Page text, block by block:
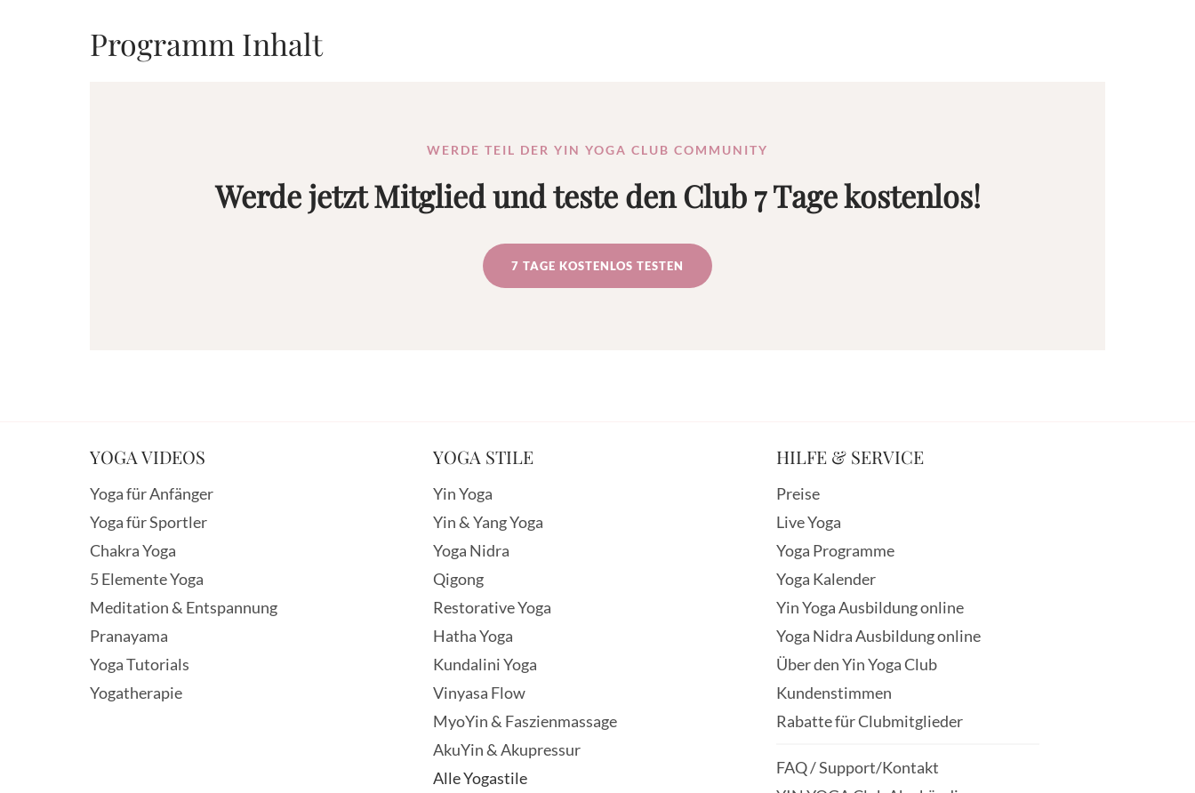
Programm Inhalt
WERDE TEIL DER YIN YOGA CLUB COMMUNITY
Werde jetzt Mitglied und teste den Club 7 Tage kostenlos!
7 TAGE KOSTENLOS TESTEN
YOGA VIDEOS
Yoga für Anfänger
Yoga für Sportler
Chakra Yoga
5 Elemente Yoga
Meditation & Entspannung
Pranayama
Yoga Tutorials
Yogatherapie
YOGA STILE
Yin Yoga
Yin & Yang Yoga
Yoga Nidra
Qigong
Restorative Yoga
Hatha Yoga
Kundalini Yoga
Vinyasa Flow
MyoYin & Faszienmassage
AkuYin & Akupressur
Alle Yogastile
HILFE & SERVICE
Preise
Live Yoga
Yoga Programme
Yoga Kalender
Yin Yoga Ausbildung online
Yoga Nidra Ausbildung online
Über den Yin Yoga Club
Kundenstimmen
Rabatte für Clubmitglieder
FAQ / Support/Kontakt